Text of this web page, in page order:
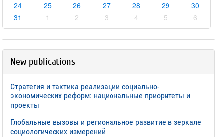
24
25 26 27 28 29
30
31
1 2 3 4 5 6
New publications
Стратегия и тактика реализации социально-
экономических реформ: национальные приоритеты и
проекты
Глобальные вызовы и региональное развитие в зеркале
социологических измерений